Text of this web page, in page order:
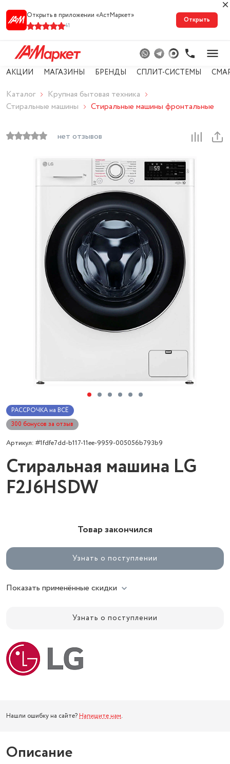
Открыть в приложении «АстМарке‪т‬»
41
Открыть
АКЦИИ МАГАЗИНЫ БРЕНДЫ СПЛИТ-СИСТЕМЫ
Каталог
Крупная бытовая техника
Стиральные машины
Стиральные машины фронтальные
нет отзывов
РАССРОЧКА на ВСЁ
300 бонусов за отзыв
Артикул: #1fdfe7dd-b117-11ee-9959-005056b793b9
Стиральная машина LG
F2J6HSDW
Товар закончился
Узнать о поступлении
Показать применённые скидки
Узнать о поступлении
Нашли ошибку на сайте? Напишите нам.
Описание